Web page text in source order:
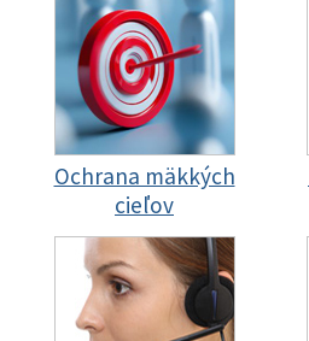
Ochrana mäkkých
cieľov